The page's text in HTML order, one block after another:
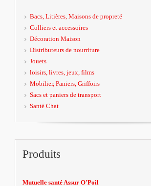
Bacs, Litières, Maisons de propreté
Colliers et accessoires
Décoration Maison
Distributeurs de nourriture
Jouets
loisirs, livres, jeux, films
Mobilier, Paniers, Griffoirs
Sacs et paniers de transport
Santé Chat
Produits
Mutuelle santé Assur O'Poil